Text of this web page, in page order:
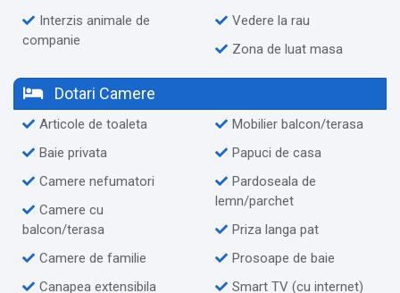
Interzis animale de
companie
Vedere la rau
Zona de luat masa
Dotari Camere
Articole de toaleta
Baie privata
Camere nefumatori
Camere cu
balcon/terasa
Camere de familie
Canapea extensibila
Mobilier balcon/terasa
Papuci de casa
Pardoseala de
lemn/parchet
Priza langa pat
Prosoape de baie
Smart TV (cu internet)